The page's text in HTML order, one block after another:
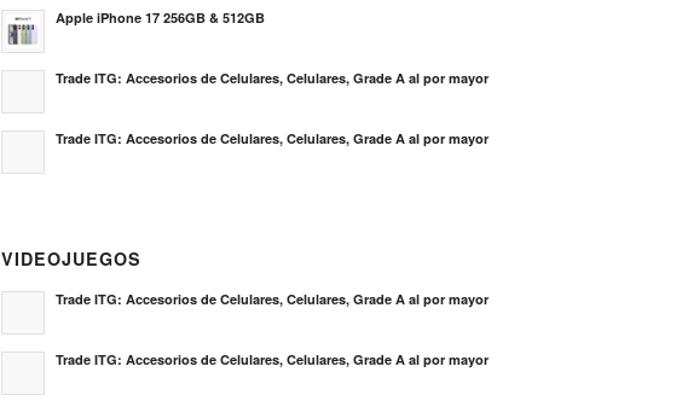
Apple iPhone 17 256GB & 512GB
Trade ITG: Accesorios de Celulares, Celulares, Grade A al por mayor
Trade ITG: Accesorios de Celulares, Celulares, Grade A al por mayor
VIDEOJUEGOS
Trade ITG: Accesorios de Celulares, Celulares, Grade A al por mayor
Trade ITG: Accesorios de Celulares, Celulares, Grade A al por mayor